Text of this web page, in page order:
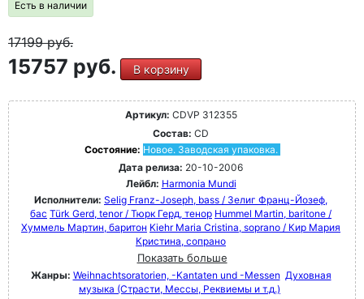
Есть в наличии
17199руб.
15757 руб. В корзину
Артикул: CDVP 312355
Состав: CD
Состояние: Новое. Заводская упаковка.
Дата релиза: 20-10-2006
Лейбл: Harmonia Mundi
Исполнители: Selig Franz-Joseph, bass / Зелиг Франц-Йозеф,
бас Türk Gerd, tenor / Тюрк Герд, тенор Hummel Martin, baritone /
Хуммель Мартин, баритон Kiehr Maria Cristina, soprano / Кир Мария
Кристина, сопрано
Показать больше
Жанры: Weihnachtsoratorien, -Kantaten und -Messen Духовная
музыка (Страсти, Мессы, Реквиемы и т.д.)